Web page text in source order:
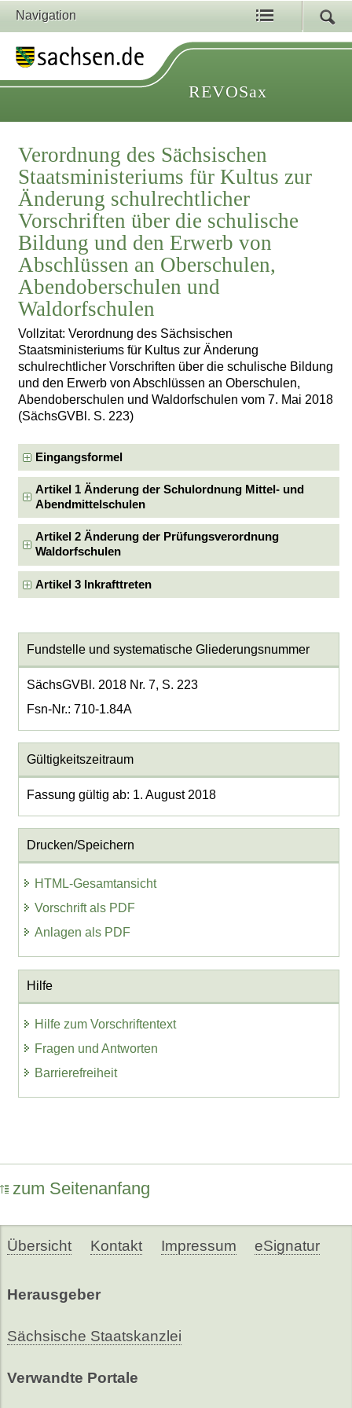
Navigation
REVOSax
Verordnung des Sächsischen
Staatsministeriums für Kultus zur
Änderung schulrechtlicher
Vorschriften über die schulische
Bildung und den Erwerb von
Abschlüssen an Oberschulen,
Abendoberschulen und
Waldorfschulen
Vollzitat: Verordnung des Sächsischen
Staatsministeriums für Kultus zur Änderung
schulrechtlicher Vorschriften über die schulische Bildung
und den Erwerb von Abschlüssen an Oberschulen,
Abendoberschulen und Waldorfschulen vom 7. Mai 2018
(SächsGVBl. S. 223)
Eingangsformel
Artikel 1 Änderung der Schulordnung Mittel- und
Abendmittelschulen
Artikel 2 Änderung der Prüfungsverordnung
Waldorfschulen
Artikel 3 Inkrafttreten
Fundstelle und systematische Gliederungsnummer
SächsGVBl. 2018 Nr. 7, S. 223
Fsn-Nr.: 710-1.84A
Gültigkeitszeitraum
Fassung gültig ab: 1. August 2018
Drucken/Speichern
HTML-Gesamtansicht
Vorschrift als PDF
Anlagen als PDF
Hilfe
Hilfe zum Vorschriftentext
Fragen und Antworten
Barrierefreiheit
zum Seitenanfang
Übersicht Kontakt Impressum eSignatur
Herausgeber
Sächsische Staatskanzlei
Verwandte Portale